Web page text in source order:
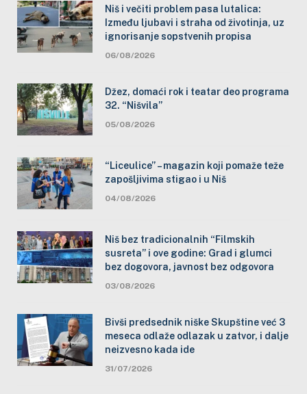
Niš i večiti problem pasa lutalica:
Između ljubavi i straha od životinja, uz
ignorisanje sopstvenih propisa
06/08/2026
Džez, domaći rok i teatar deo programa
32. “Nišvila”
05/08/2026
“Liceulice” – magazin koji pomaže teže
zapošljivima stigao i u Niš
04/08/2026
Niš bez tradicionalnih “Filmskih
susreta” i ove godine: Grad i glumci
bez dogovora, javnost bez odgovora
03/08/2026
Bivši predsednik niške Skupštine već 3
meseca odlaže odlazak u zatvor, i dalje
neizvesno kada ide
31/07/2026